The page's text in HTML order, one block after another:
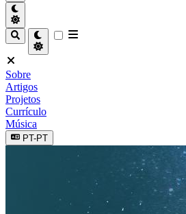
Sobre
Artigos
Projetos
Currículo
Música
PT-PT